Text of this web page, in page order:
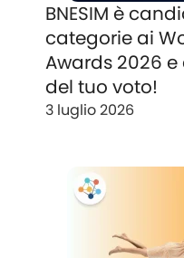
BNESIM è
categorie ai
Awards 2026
del tuo voto!
3 luglio 2026